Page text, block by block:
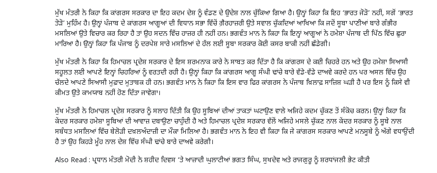
ਮੁੱਖ ਮੰਤਰੀ ਨੇ ਕਿਹਾ ਕਿ ਕਾਂਗਰਸ ਸਰਕਾਰ ਦਾ ਇਹ ਕਦਮ ਦੇਸ਼ ਨੂੰ ਵੰਡਣ ਦੇ ਉਦੇਸ਼ ਨਾਲ ਚੁੱਕਿਆ ਗਿਆ ਹੈ। ਉਨ੍ਹਾਂ ਕਿਹਾ ਕਿ ਇਹ ‘ਭਾਰਤ ਜੋੜੋ’ ਨਹੀਂ, ਸਗੋਂ ‘ਭਾਰਤ
ਤੋੜੋ’ ਮੁਹਿੰਮ ਹੈ। ਉਨ੍ਹਾਂ ਪੰਜਾਬ ਦੇ ਕਾਂਗਰਸ ਆਗੂਆਂ ਦੀ ਵਿਧਾਨ ਸਭਾ ਵਿੱਚੋਂ ਗ਼ੈਰਹਾਜ਼ਰੀ ਉਤੇ ਸਵਾਲ ਚੁੱਕਦਿਆਂ ਆਖਿਆ ਕਿ ਜਦੋਂ ਸੂਬਾ ਪਾਣੀਆਂ ਬਾਰੇ ਗੰਭੀਰ
ਮਸਲਿਆਂ ਉਤੇ ਵਿਚਾਰ ਕਰ ਰਿਹਾ ਹੈ ਤਾਂ ਉਹ ਸਦਨ ਵਿੱਚ ਹਾਜ਼ਰ ਹੀ ਨਹੀਂ ਹਨ। ਭਗਵੰਤ ਮਾਨ ਨੇ ਕਿਹਾ ਕਿ ਇਨ੍ਹਾਂ ਆਗੂਆਂ ਨੇ ਹਮੇਸ਼ਾ ਪੰਜਾਬ ਦੀ ਪਿੱਠ ਵਿੱਚ ਛੁਰਾ
ਮਾਰਿਆ ਹੈ। ਉਨ੍ਹਾਂ ਕਿਹਾ ਕਿ ਪੰਜਾਬ ਨੂੰ ਦਰਪੇਸ਼ ਸਾਰੇ ਮਸਲਿਆਂ ਦੇ ਹੱਲ ਲਈ ਸੂਬਾ ਸਰਕਾਰ ਕੋਈ ਕਸਰ ਬਾਕੀ ਨਹੀਂ ਛੱਡੇਗੀ।
ਮੁੱਖ ਮੰਤਰੀ ਨੇ ਕਿਹਾ ਕਿ ਹਿਮਾਚਲ ਪ੍ਰਦੇਸ਼ ਸਰਕਾਰ ਦੇ ਇਸ ਸ਼ਰਮਨਾਕ ਕਾਰੇ ਨੇ ਸਾਬਤ ਕਰ ਦਿੱਤਾ ਹੈ ਕਿ ਕਾਂਗਰਸ ਦੇ ਕਈ ਚਿਹਰੇ ਹਨ ਅਤੇ ਉਹ ਹਮੇਸ਼ਾ ਸਿਆਸੀ
ਸਹੂਲਤ ਲਈ ਆਪਣੇ ਇਨ੍ਹਾਂ ਚਿਹਰਿਆਂ ਨੂੰ ਵਰਤਦੀ ਰਹੀ ਹੈ। ਉਨ੍ਹਾਂ ਕਿਹਾ ਕਿ ਕਾਂਗਰਸ ਆਗੂ ਸੰਘੀ ਢਾਂਚੇ ਬਾਰੇ ਵੱਡੇ-ਵੱਡੇ ਦਾਅਵੇ ਕਰਦੇ ਹਨ ਪਰ ਅਸਲ ਵਿੱਚ ਉਹ
ਚੱਲਦੇ ਆਪਣੇ ਸਿਆਸੀ ਮੁਫ਼ਾਦ ਮੁਤਾਬਕ ਹੀ ਹਨ। ਭਗਵੰਤ ਮਾਨ ਨੇ ਕਿਹਾ ਕਿ ਇਸ ਵਾਰ ਫਿਰ ਕਾਂਗਰਸ ਨੇ ਪੰਜਾਬ ਖ਼ਿਲਾਫ਼ ਸਾਜ਼ਿਸ਼ ਘੜੀ ਹੈ ਪਰ ਇਸ ਨੂੰ ਕਿਸੇ ਵੀ
ਕੀਮਤ ਉਤੇ ਕਾਮਯਾਬ ਨਹੀਂ ਹੋਣ ਦਿੱਤਾ ਜਾਵੇਗਾ।
ਮੁੱਖ ਮੰਤਰੀ ਨੇ ਹਿਮਾਚਲ ਪ੍ਰਦੇਸ਼ ਸਰਕਾਰ ਨੂੰ ਸਲਾਹ ਦਿੱਤੀ ਕਿ ਉਹ ਸੂਬਿਆਂ ਦੀਆਂ ਤਾਕਤਾਂ ਘਟਾਉਣ ਵਾਲੇ ਅਜਿਹੇ ਕਦਮ ਚੁੱਕਣ ਤੋਂ ਸੰਕੋਚ ਕਰਨ। ਉਨ੍ਹਾਂ ਕਿਹਾ ਕਿ
ਕੇਂਦਰ ਸਰਕਾਰ ਹਮੇਸ਼ਾ ਸੂਬਿਆਂ ਦੀ ਆਵਾਜ਼ ਦਬਾਉਣਾ ਚਾਹੁੰਦੀ ਹੈ ਅਤੇ ਹਿਮਾਚਲ ਪ੍ਰਦੇਸ਼ ਸਰਕਾਰ ਵੱਲੋਂ ਅਜਿਹੇ ਮਸਲੇ ਚੁੱਕਣ ਨਾਲ ਕੇਂਦਰ ਸਰਕਾਰ ਨੂੰ ਸੂਬੇ ਨਾਲ
ਸਬੰਧਤ ਮਸਲਿਆਂ ਵਿੱਚ ਬੇਲੋੜੀ ਦਖ਼ਲਅੰਦਾਜ਼ੀ ਦਾ ਮੌਕਾ ਮਿਲਿਆ ਹੈ। ਭਗਵੰਤ ਮਾਨ ਨੇ ਇਹ ਵੀ ਕਿਹਾ ਕਿ ਜੇ ਕਾਂਗਰਸ ਸਰਕਾਰ ਆਪਣੇ ਮਨਸੂਬੇ ਨੂੰ ਅੱਗੇ ਵਧਾਉਂਦੀ
ਹੈ ਤਾਂ ਉਹ ਕਿਹੜੇ ਮੂੰਹ ਨਾਲ ਦੇਸ਼ ਵਿੱਚ ਸੰਘੀ ਢਾਂਚੇ ਬਾਰੇ ਦਾਅਵੇ ਕਰੇਗੀ।
Also Read : ਪ੍ਰਧਾਨ ਮੰਤਰੀ ਮੋਦੀ ਨੇ ਸ਼ਹੀਦ ਦਿਵਸ ‘ਤੇ ਆਜ਼ਾਦੀ ਘੁਲਾਟੀਆਂ ਭਗਤ ਸਿੰਘ, ਸੁਖਦੇਵ ਅਤੇ ਰਾਜਗੁਰੂ ਨੂੰ ਸ਼ਰਧਾਂਜਲੀ ਭੇਟ ਕੀਤੀ